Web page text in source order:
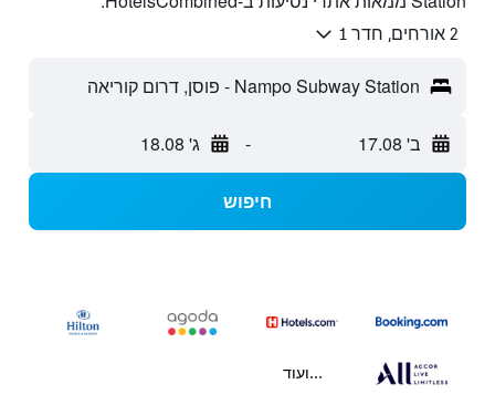
2 אורחים, חדר 1
Nampo Subway Station - פוסן, דרום קוריאה
ב' 17.08 - ג' 18.08
חיפוש
...ועוד